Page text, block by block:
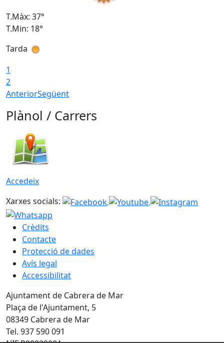
T.Màx: 37°
T.Min: 18°
Tarda
1
2
AnteriorSegüent
Plànol / Carrers
Accedeix
Xarxes socials:
Crèdits
Contacte
Protecció de dades
Avís legal
Accessibilitat
Ajuntament de Cabrera de Mar
Plaça de l'Ajuntament, 5
08349 Cabrera de Mar
Tel. 937 590 091